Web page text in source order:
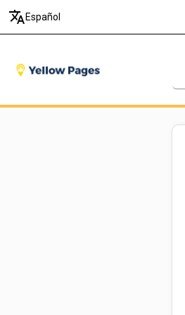
translate Español